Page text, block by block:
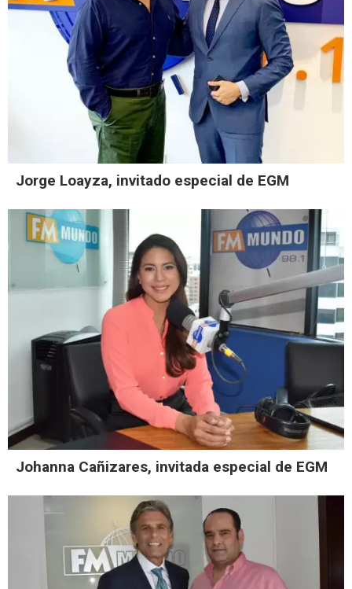
Jorge Loayza, invitado especial de EGM
Johanna Cañizares, invitada especial de EGM